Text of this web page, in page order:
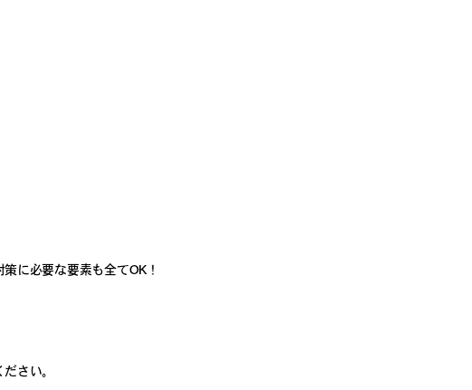
に必要な要素も全てOK！
さい。